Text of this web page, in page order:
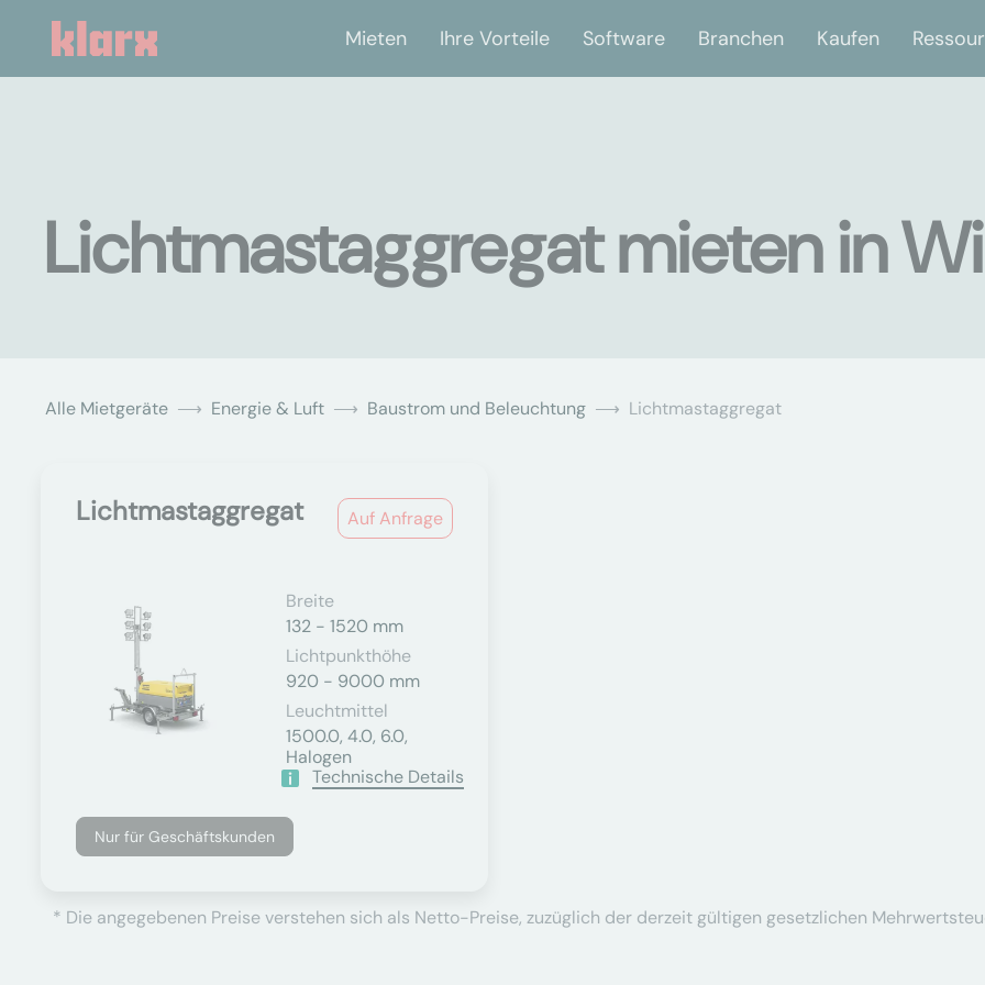
Mieten Ihre Vorteile Software Branchen Kaufen
Lichtmastaggregat mieten in
Alle Mietgeräte Energie & Luft Baustrom und Beleuchtung Lichtmastaggregat
Auf Anfrage
Lichtmastaggregat
Breite
132 - 1520 mm
Lichtpunkthöhe
920 - 9000 mm
Leuchtmittel
1500.0, 4.0, 6.0,
Halogen
Technische Details
Nur für Geschäftskunden
* Die angegebenen Preise verstehen sich als Netto-Preise, zuzüglich der derzeit gültigen gesetzlichen